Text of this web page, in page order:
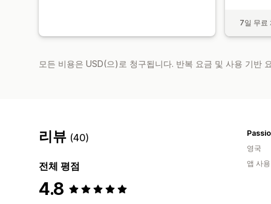
7일 무료
모든 비용은 USD(으)로 청구됩니다. 반복 요금 및 사용 기반
리뷰 (40)
전체 평점
4.8
영국
앱 사